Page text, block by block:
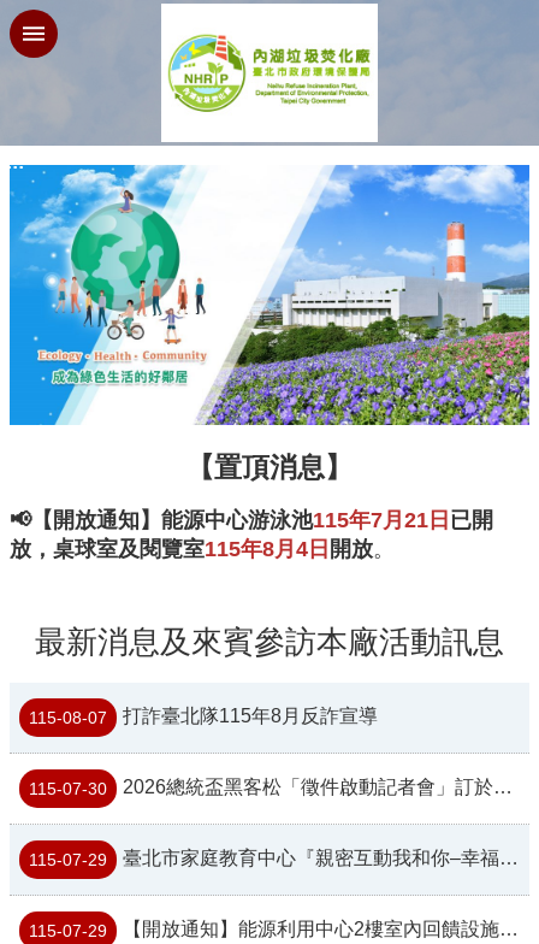
跳到主要內容區塊
:::
【置頂消息】
📢【開放通知】能源中心游泳池115年7月21 日 已開
放，桌球室及閱覽室115年8月4 日 開放。
最新消息及來賓參訪本廠活動訊息
115-08-07 打詐臺北隊115年8月反詐宣導
115-07-30 2026總統盃黑客松「徵件啟動記者會」訂於7月31日上午10時舉辦，敬請踴躍參與及提案
115-07-29 臺北市家庭教育中心『親密互動我和你–幸福感情樂章』課程
115-07-29 【開放通知】能源利用中心2樓室內回饋設施調整分批對外開放通知